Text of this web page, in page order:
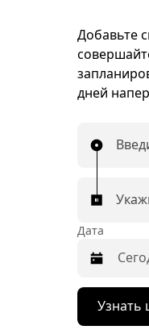
Добавьте
дней
Дата
Нажмите
стрелку
вниз,
Узнать